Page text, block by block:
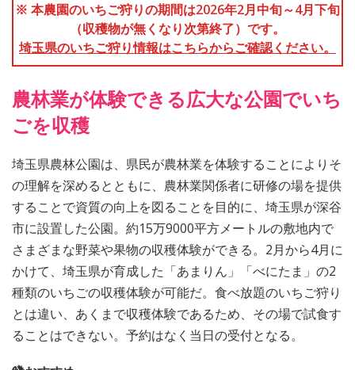
※ 本農園のいちご狩りの期間は2026年2月中旬～4月下旬
（収穫物が無くなり次第終了）です。
埼玉県のいちご狩り情報はこちらからご確認ください。
農林業が体験できる広大な公園でいち
ごを収穫
埼玉県農林公園は、県民が農林業を体験することによりそ
の理解を深めるとともに、農林業関係者に研修の場を提供
することで資質の向上を図ることを目的に、埼玉県が深谷
市に設置した公園。約15万9000平方メートルの敷地内で
さまざまな野菜や果物の収穫体験ができる。2月から4月に
かけて、埼玉県が育成した「あまりん」「べにたま」の2
種類のいちごの収穫体験が可能だ。食べ放題のいちご狩り
とは違い、あくまで収穫体験であるため、その場で試食す
ることはできない。予約はなく当日の受付となる。